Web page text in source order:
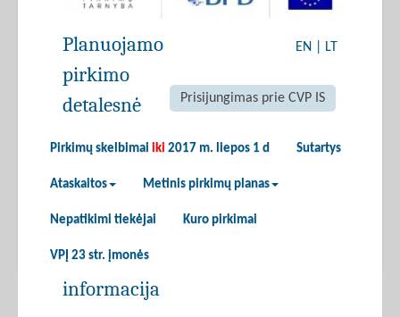
EN LT
Prisijungimas prie CVP IS
Pirkimų skelbimai iki 2017 m. liepos 1 d Sutartys
Ataskaitos Metinis pirkimų planas
Nepatikimi tiekėjai Kuro pirkimai
VPĮ 23 str. įmonės
Planuojamo
pirkimo
detalesnė
informacija